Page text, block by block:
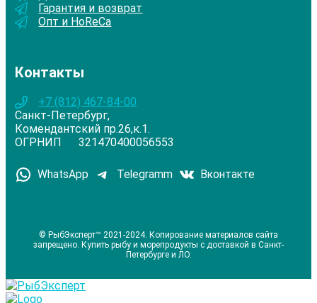
Гарантия и возврат
Опт и HoReCa
Контакты
+7 (812) 467-84-00
Санкт-Петербург,
Комендантский пр.26,к.1.
ОГРНИП 321470400056553
WhatsApp Telegramm Вконтакте
© РыбЭксперт™ 2021-2024. Копирование материалов сайта
запрещено. Купить рыбу и морепродукты с доставкой в Санкт-
Петербурге и ЛО.